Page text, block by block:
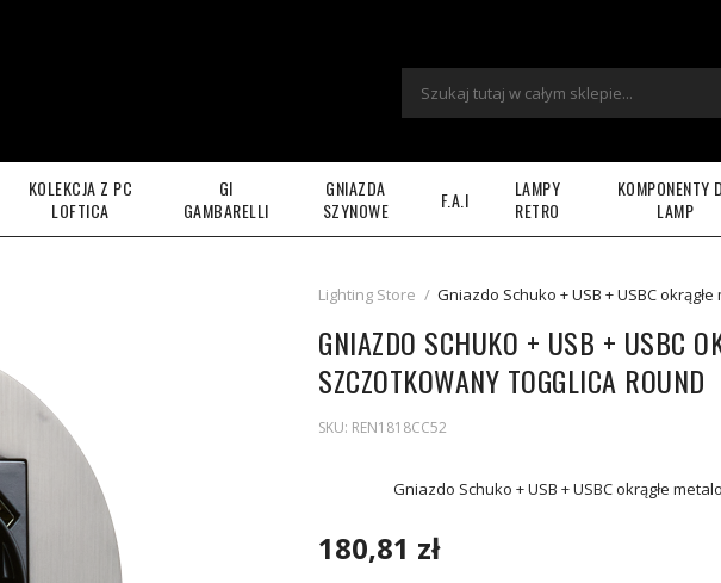
KOLEKCJA Z PC
LOFTICA
GI
GAMBARELLI
GNIAZDA
SZYNOWE
F.A.I
LAMPY
RETRO
KOMPONENTY
LAMP
Lighting Store / Gniazdo Schuko + USB + USBC
GNIAZDO SCHUKO + USB + USBC
SZCZOTKOWANY TOGGLICA ROUND
SKU: REN1818CC52
Gniazdo Schuko + USB + USBC okrągłe
180,81 zł